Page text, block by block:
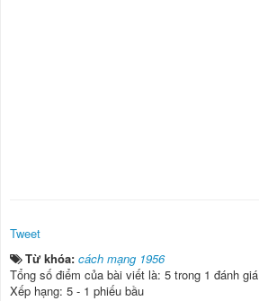
Tweet
Từ khóa: cách mạng 1956
Tổng số điểm của bài viết là: 5 trong 1 đánh giá
Xếp hạng: 5 - 1 phiếu bầu